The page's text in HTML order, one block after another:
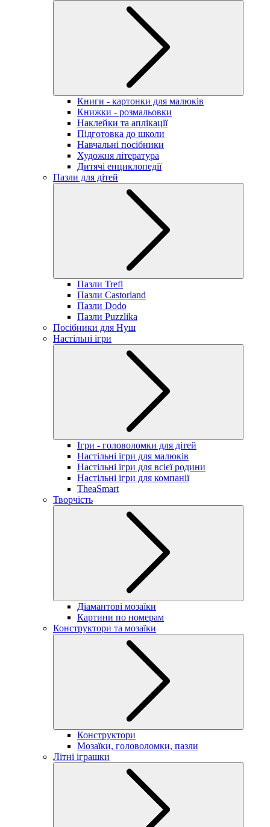
Книги - картонки для малюків
Книжки - розмальовки
Наклейки та аплікації
Підготовка до школи
Навчальні посібники
Художня література
Дитячі енциклопедії
Пазли для дітей
Пазли Trefl
Пазли Castorland
Пазли Dodo
Пазли Puzzlika
Посібники для Нуш
Настільні ігри
Ігри - головоломки для дітей
Настільні ігри для малюків
Настільні ігри для всієї родини
Настільні ігри для компанії
TheaSmart
Творчість
Діамантові мозаїки
Картини по номерам
Конструктори та мозаїки
Конструктори
Мозаїки, головоломки, пазли
Літні іграшки